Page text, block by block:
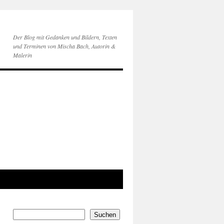
Der Blog mit Gedanken und Bildern, Texten
und Terminen von Mischa Bach, Autorin &
Malerin
Suchen